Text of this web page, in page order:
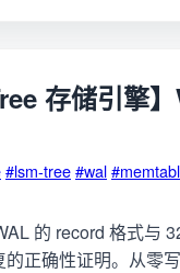
存储引擎
#lsm-tree#wal
的 record 格式与
正确性证明。从零